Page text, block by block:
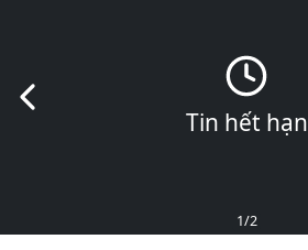
Tin hết hạn
Slide trước
1/2